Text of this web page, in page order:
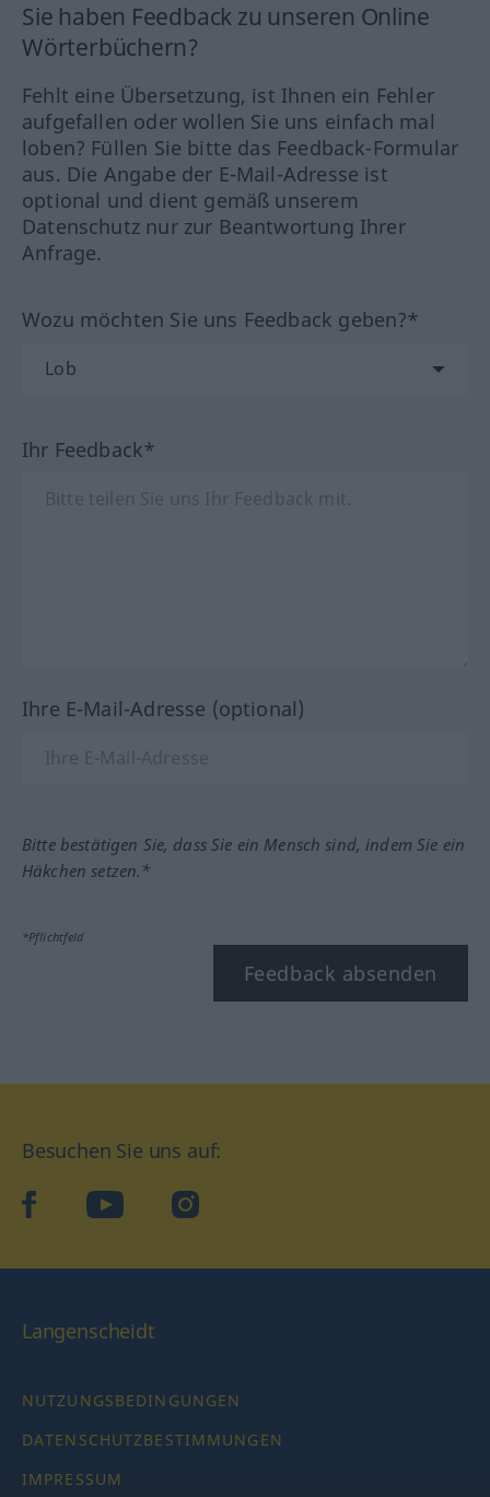
Sie haben Feedback zu unseren Online
Wörterbüchern?
Fehlt eine Übersetzung, ist Ihnen ein Fehler
aufgefallen oder wollen Sie uns einfach mal
loben? Füllen Sie bitte das Feedback-Formular
aus. Die Angabe der E-Mail-Adresse ist
optional und dient gemäß unserem
Datenschutz nur zur Beantwortung Ihrer
Anfrage.
Wozu möchten Sie uns Feedback geben?*
Ihr Feedback*
Ihre E-Mail-Adresse (optional)
Bitte bestätigen Sie, dass Sie ein Mensch sind, indem Sie ein
Häkchen setzen.*
*Pflichtfeld
Feedback absenden
Besuchen Sie uns auf:
facebookYouTube Instagram
Langenscheidt
NUTZUNGSBEDINGUNGEN
DATENSCHUTZBESTIMMUNGEN
IMPRESSUM